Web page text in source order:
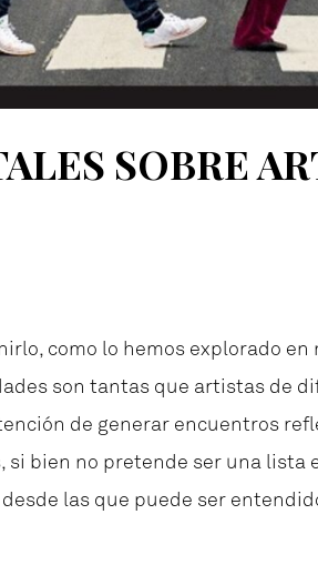
SOBRE
como lo hemos explorado
son tantas que artistas de
de generar encuentros
si bien no pretende ser una
las que puede ser